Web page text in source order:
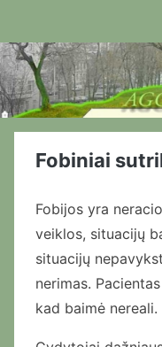
Skip
to
content
Fobiniai
Fobijos yra
veiklos, situacijų
situacijų
nerimas.
kad baimė nereali.